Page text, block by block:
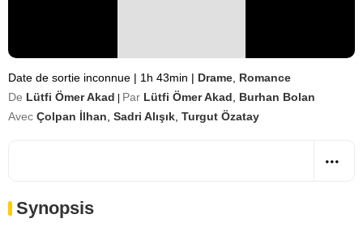
Date de sortie inconnue | 1h 43min | Drame Romance
De Lütfi Ömer Akad Par Lütfi Ömer Akad
Burhan Bolan
Avec Çolpan İlhan Sadri Alışık Turgut Özatay
Synopsis